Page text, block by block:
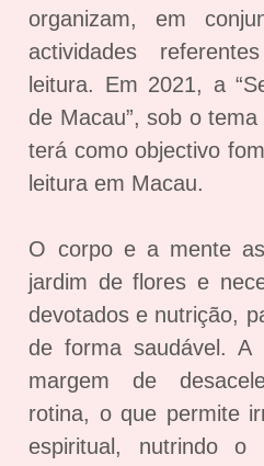
organizam, em
actividades
leitura. Em 2021, a
de Macau”, sob o tema
terá como objectivo
leitura em Macau.
O corpo e a mente
jardim de flores e
devotados e nutrição,
de forma saudável. A
margem de
rotina, o que permite
espiritual, nutrindo